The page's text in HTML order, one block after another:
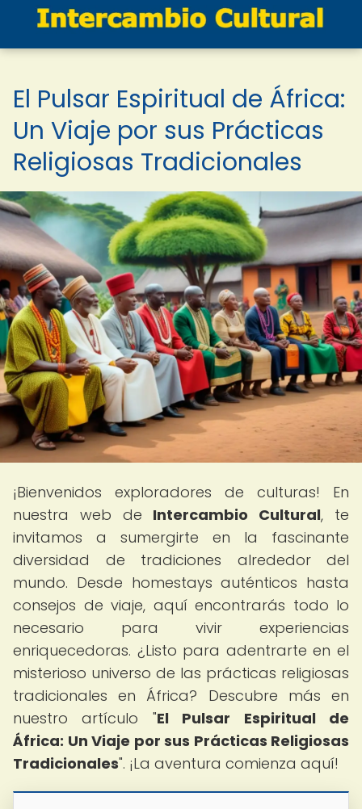
El Pulsar Espiritual de África:
Un Viaje por sus Prácticas
Religiosas Tradicionales
¡Bienvenidos exploradores de culturas! En
nuestra web de Intercambio Cultural, te
invitamos a sumergirte en la fascinante
diversidad de tradiciones alrededor del
mundo. Desde homestays auténticos hasta
consejos de viaje, aquí encontrarás todo lo
necesario para vivir experiencias
enriquecedoras. ¿Listo para adentrarte en el
misterioso universo de las prácticas religiosas
tradicionales en África? Descubre más en
nuestro artículo "El Pulsar Espiritual de
África: Un Viaje por sus Prácticas Religiosas
Tradicionales". ¡La aventura comienza aquí!